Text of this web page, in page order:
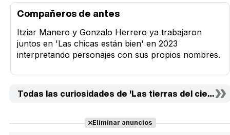
Compañeros de antes
Itziar Manero y Gonzalo Herrero ya trabajaron
juntos en 'Las chicas están bien' en 2023
interpretando personajes con sus propios nombres.
Todas las curiosidades de 'Las tierras del cielo' (1)
Eliminar anuncios